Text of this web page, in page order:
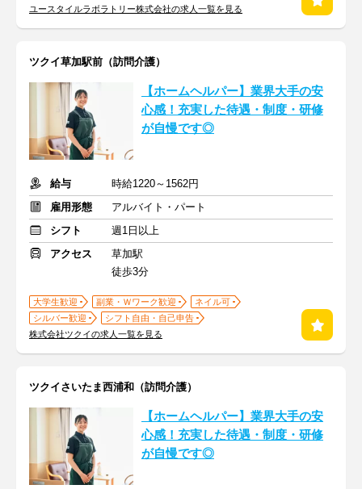
ユースタイルラボラトリー株式会社の求人一覧を見る
ツクイ草加駅前（訪問介護）
【ホームヘルパー】業界大手の安
心感！充実した待遇・制度・研修
が自慢です◎
給与
時給1220～1562円
雇用形態
アルバイト・パート
シフト
週1日以上
アクセス
草加駅
徒歩3分
大学生歓迎 副業・Ｗワーク歓迎
ネイル可
シルバー歓迎
シフト自由・自己申告
株式会社ツクイの求人一覧を見る
ツクイさいたま西浦和（訪問介護）
【ホームヘルパー】業界大手の安
心感！充実した待遇・制度・研修
が自慢です◎